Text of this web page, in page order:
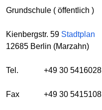
Grundschule ( öffentlich )
Kienbergstr. 59 Stadtplan
12685 Berlin (Marzahn)
Tel. +49 30 5416028
Fax +49 30 5415108